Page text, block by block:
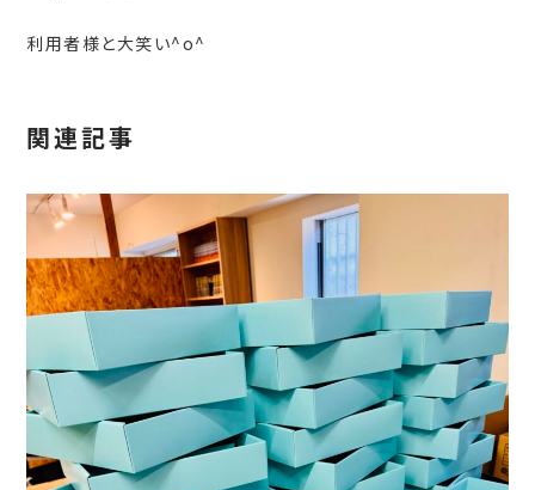
利用者様と大笑い^o^
関連記事